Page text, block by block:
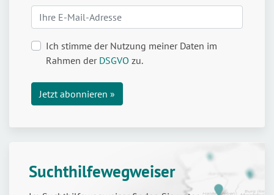
Ich stimme der Nutzung meiner Daten im
Rahmen der DSGVO zu.
Suchthilfewegweiser